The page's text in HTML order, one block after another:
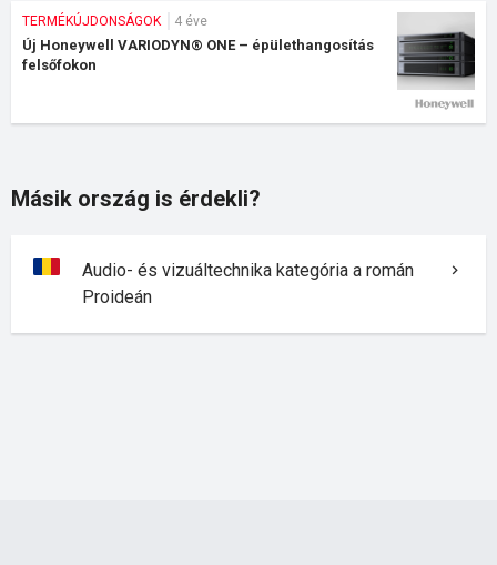
Másik ország is érdekli?
Audio- és vizuáltechnika kategória a román
Proideán
TERMÉKÚJDONSÁGOK 4 éve
Új Honeywell VARIODYN® ONE – épülethangosítás
felsőfokon